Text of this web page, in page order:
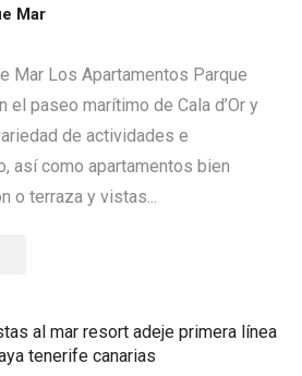
Mar
Mar Los Apartamentos Parque
el paseo marítimo de Cala d’Or y
de actividades e
así como apartamentos bien
o terraza y vistas...